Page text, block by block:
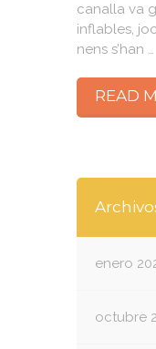
canalla va
inflables,
nens s’han …
READ
enero
octubre